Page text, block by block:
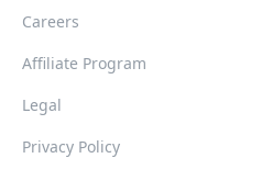
Careers
Affiliate Program
Legal
Privacy Policy